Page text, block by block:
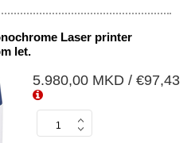
Laser printer
let.
5.980,00 MKD / €97,43